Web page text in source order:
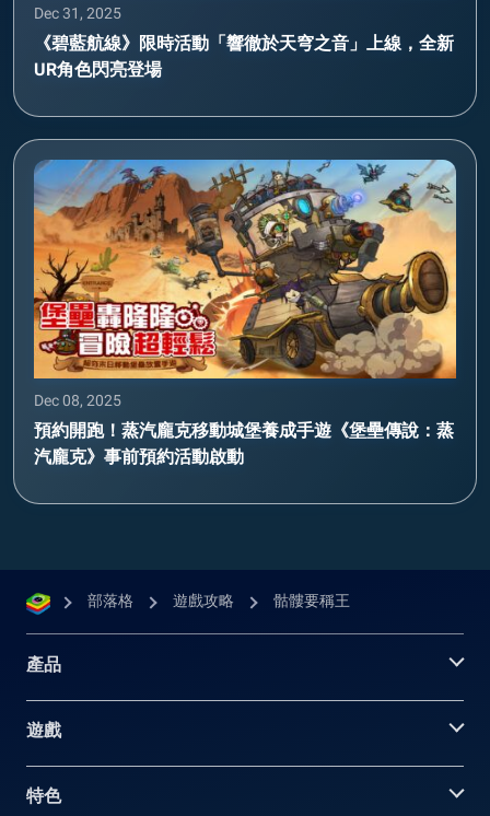
Dec 31, 2025
《碧藍航線》限時活動「響徹於天穹之音」上線，全新
UR角色閃亮登場
Dec 08, 2025
預約開跑！蒸汽龐克移動城堡養成手遊《堡壘傳說：蒸
汽龐克》事前預約活動啟動
部落格 遊戲攻略 骷髏要稱王
產品
遊戲
特色